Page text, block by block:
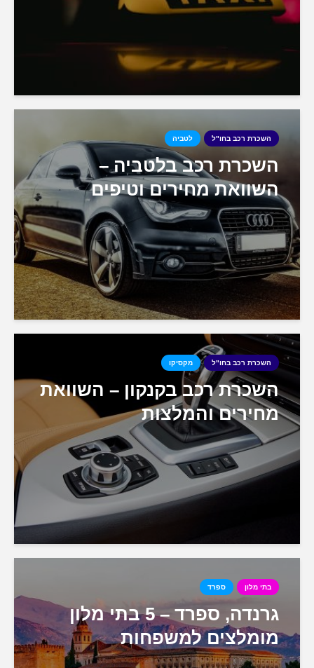
השכרת רכב בחו"ל לטביה
השכרת רכב בלטביה –
השוואת מחירים וטיפים
השכרת רכב בחו"ל מקסיקו
השכרת רכב בקנקון – השוואת
מחירים והמלצות
בתי מלון ספרד
גרנדה, ספרד – 5 בתי מלון
מומלצים למשפחות